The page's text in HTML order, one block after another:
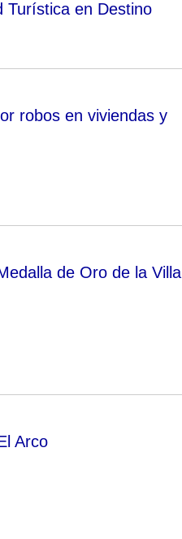
Turística en Destino
robos en viviendas y
de Oro de la Villa
Arco